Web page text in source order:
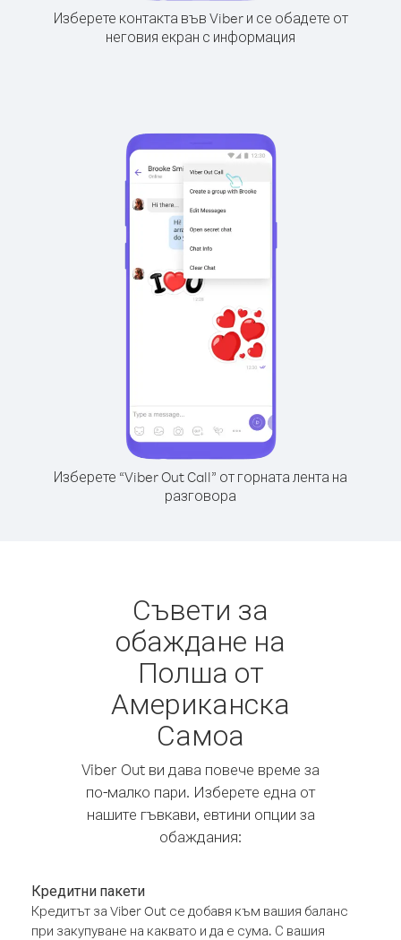
Изберете контакта във Viber и се обадете от
неговия екран с информация
Изберете “Viber Out Call” от горната лента на
разговора
Съвети за
обаждане на
Полша от
Американска
Самоа
Viber Out ви дава повече време за
по-малко пари. Изберете една от
нашите гъвкави, евтини опции за
обаждания:
Кредитни пакети
Кредитът за Viber Out се добавя към вашия баланс
при закупуване на каквато и да е сума. С вашия